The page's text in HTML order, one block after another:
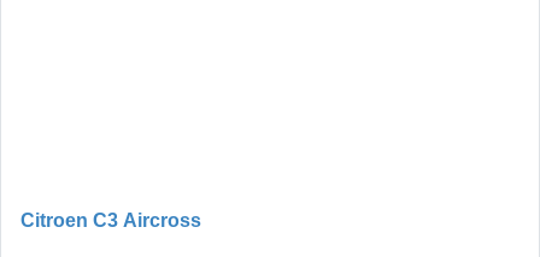
Citroen C3 Aircross